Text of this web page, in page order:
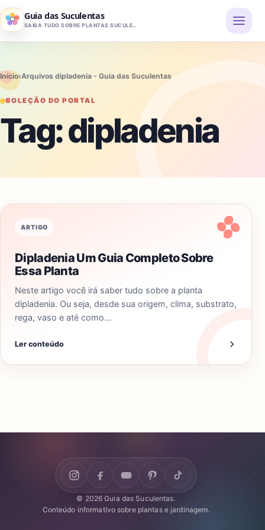
Pular para o conteúdo
Guia das Suculentas
SAIBA TUDO SOBRE PLANTAS SUCULENTAS
Início›Arquivos dipladenia - Guia das Suculentas
COLEÇÃO DO PORTAL
Tag:dipladenia
ARTIGO
Dipladenia Um Guia Completo Sobre
Essa Planta
Neste artigo você irá saber tudo sobre a planta
dipladenia. Ou seja, desde sua origem, clima, substrato,
rega, vaso e até como…
Ler conteúdo
© 2026 Guia das Suculentas.
Conteúdo informativo sobre plantas e jardinagem.